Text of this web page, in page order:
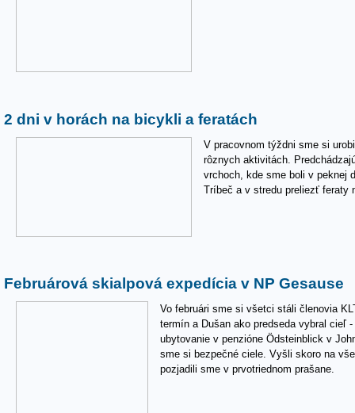
2 dni v horách na bicykli a feratách
V pracovnom týždni sme si
rôznych aktivitách.
vrchoch, kde sme boli v peknej
Tríbeč a v stredu preliezť feraty
Februárová skialpová expedícia v NP Gesause
Vo februári sme si všetci stáli členovia
termín a Dušan ako predseda vybral cieľ
ubytovanie v penzióne Ödsteinblick v
sme si bezpečné ciele. Vyšli skoro na
pozjadili sme v prvotriednom prašane.